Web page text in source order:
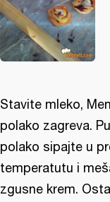
Stavite mleko,
polako zagreva.
polako sipajte u
temperatutu i
zgusne krem.